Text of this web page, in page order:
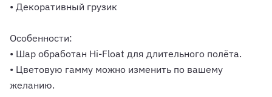
• Декоративный грузик
Особенности:
• Шар обработан Hi-Float для длительного полёта.
• Цветовую гамму можно изменить по вашему
желанию.